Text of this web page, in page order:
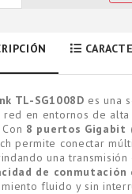
TL-SG1008D es una
en entornos de alta
8 puertos Gigabit
permite conectar
una
de conmutación
fluido y sin